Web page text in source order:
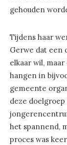
gehouden
Tijdens haar
Gerwe dat een
elkaar wil,
hangen in
gemeente
deze
het spannend,
proces was